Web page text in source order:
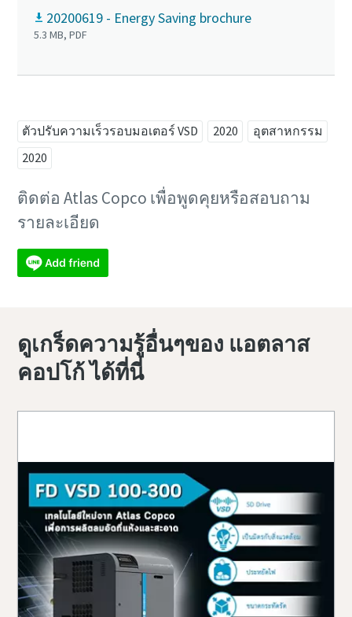
20200619 - Energy Saving brochure
5.3 MB, PDF
ตัวปรับความเร็วรอบมอเตอร์ VSD 2020
อุตสาหกรรม
2020
ติดต่อ Atlas Copco เพื่อพูดคุยหรือสอบถาม
รายละเอียด
ดูเกร็ดความรู้อื่นๆของ แอตลาส
คอปโก้ ได้ที่นี่